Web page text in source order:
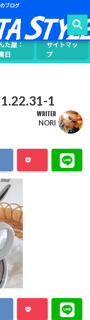
ブログ
た屋：
日
サイトマッ
プ
1
WRITER
NORI